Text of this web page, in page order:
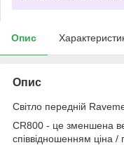
Опис
Опис
Світло передній
CR800 - це зменшена
співвідношенням ціна /